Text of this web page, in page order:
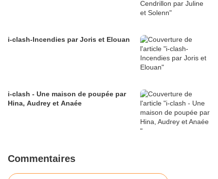
i-clash-Incendies par Joris et Elouan
i-clash - Une maison de poupée par
Hina, Audrey et Anaée
Commentaires